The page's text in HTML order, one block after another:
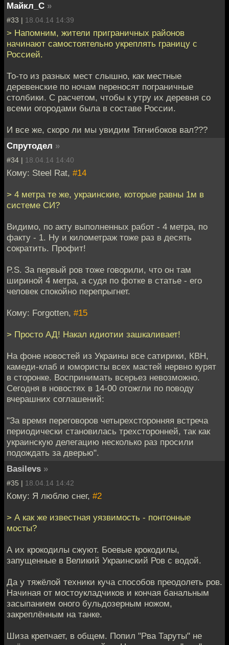
Майкл_С »
#33 | 18.04.14 14:39
> Напомним, жители приграничных районов
начинают самостоятельно укреплять границу с
Россией.
То-то из разных мест слышно, как местные
деревенские по ночам переносят пограничные
столбики. С расчетом, чтобы к утру их деревня со
всеми огородами была в составе России.
И все же, скоро ли мы увидим Тягнибоков вал???
Спрутодел »
#34 | 18.04.14 14:40
Кому: Steel Rat, #14
> 4 метра те же, украинские, которые равны 1м в
системе СИ?
Видимо, по акту выполненных работ - 4 метра, по
факту - 1. Ну и километраж тоже раз в десять
сократить. Профит!
P.S. За первый ров тоже говорили, что он там
шириной 4 метра, а судя по фотке в статье - его
человек спокойно перепрыгнет.
Кому: Forgotten, #15
> Просто АД! Накал идиотии зашкаливает!
На фоне новостей из Украины все сатирики, КВН,
камеди-клаб и юмористы всех мастей нервно курят
в сторонке. Воспринимать всерьез невозможно.
Сегодня в новостях в 14-00 отожгли по поводу
вчерашних соглашений:
"За время переговоров четырехсторонняя встреча
периодически становилась трехсторонней, так как
украинскую делегацию несколько раз просили
подождать за дверью".
Basilevs »
#35 | 18.04.14 14:42
Кому: Я люблю снег, #2
> А как же известная уязвимость - понтонные
мосты?
А их крокодилы сжуют. Боевые крокодилы,
запущенные в Великий Украинский Ров с водой.
Да у тяжёлой техники куча способов преодолеть ров.
Начиная от мостоукладчиков и кончая банальным
засыпанием оного бульдозерным ножом,
закреплённым на танке.
Шиза крепчает, в общем. Попил "Рва Таруты" не